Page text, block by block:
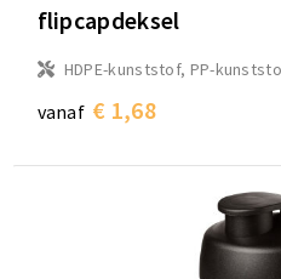
flipcapdeksel
HDPE-kunststof, PP-
vanaf € 1,68